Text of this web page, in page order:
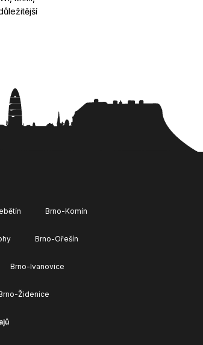
Brno-Komín
Brno-Ořešín
Brno-Ivanovice
Židenice